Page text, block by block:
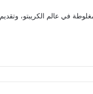
في عالم الكريبتو،